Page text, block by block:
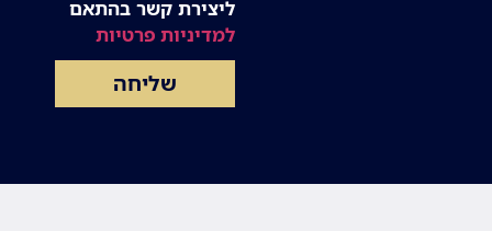
ליצירת קשר בהתאם
למדיניות פרטיות
שליחה